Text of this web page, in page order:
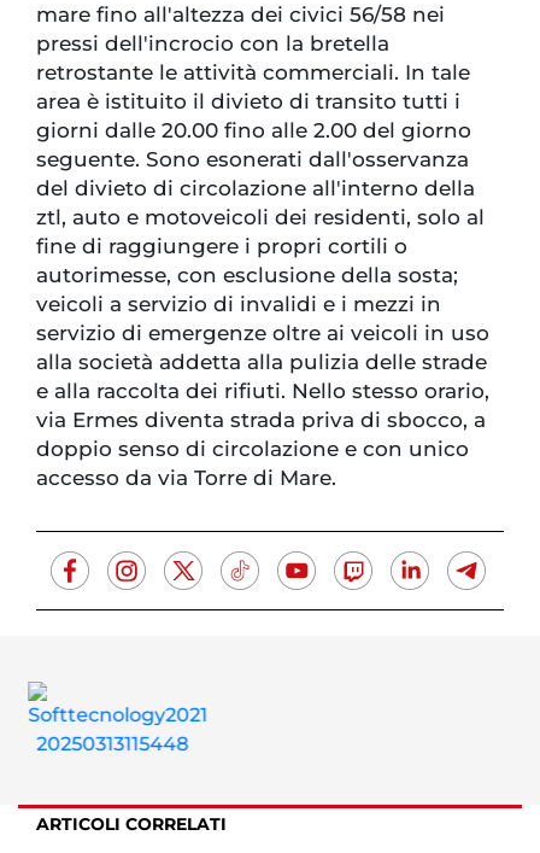
mare fino all'altezza dei civici 56/58 nei
pressi dell'incrocio con la bretella
retrostante le attività commerciali. In tale
area è istituito il divieto di transito tutti i
giorni dalle 20.00 fino alle 2.00 del giorno
seguente. Sono esonerati dall'osservanza
del divieto di circolazione all'interno della
ztl, auto e motoveicoli dei residenti, solo al
fine di raggiungere i propri cortili o
autorimesse, con esclusione della sosta;
veicoli a servizio di invalidi e i mezzi in
servizio di emergenze oltre ai veicoli in uso
alla società addetta alla pulizia delle strade
e alla raccolta dei rifiuti. Nello stesso orario,
via Ermes diventa strada priva di sbocco, a
doppio senso di circolazione e con unico
accesso da via Torre di Mare.
ARTICOLI CORRELATI